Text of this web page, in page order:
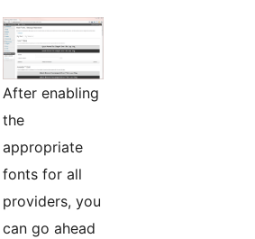
After enabling
the
appropriate
fonts for all
providers, you
can go ahead